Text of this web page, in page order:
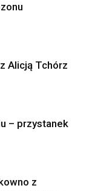
Alicją Tchórz
– przystanek
z